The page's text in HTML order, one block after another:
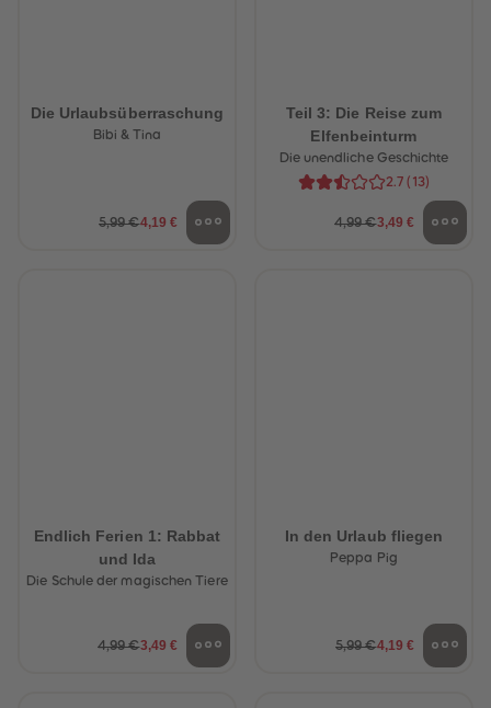
Die Urlaubsüberraschung
Bibi & Tina
5,99 €4,19 €
Teil 3: Die Reise zum
Elfenbeinturm
Die unendliche Geschichte
2.7 ( 13)
4,99 €3,49 €
Endlich Ferien 1: Rabbat
und Ida
Die Schule der magischen Tiere
4,99 €3,49 €
In den Urlaub fliegen
Peppa Pig
5,99 €4,19 €